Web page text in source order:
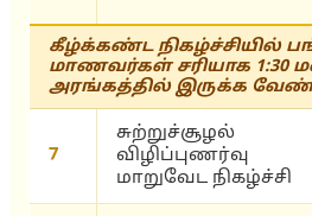
கீழ்க்கண்ட நிகழ்ச்சியில்
மாணவர்கள் சரியாக 1:30
அரங்கத்தில் இருக்க
7
சுற்றுச்சூழல்
விழிப்புணர்வு
மாறுவேட நிகழ்ச்சி